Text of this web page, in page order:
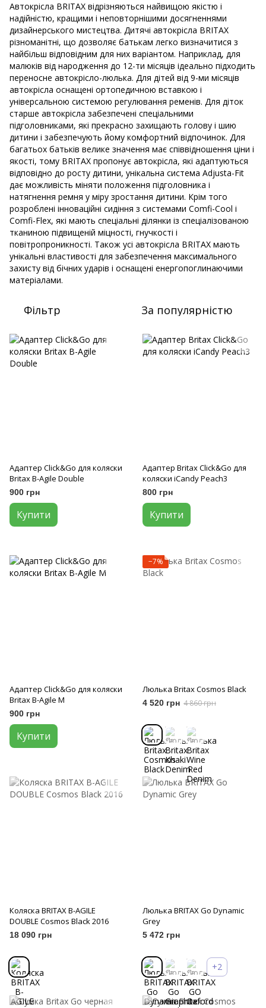
Автокрісла BRITAX відрізняються найвищою якістю і
надійністю, кращими і неповторнішими досягненнями
дизайнерського мистецтва. Дитячі автокрісла BRITAX
різноманітні, що дозволяє батькам легко визначитися з
найбільш відповідним для них варіантом. Наприклад, для
малюків від народження до 12-ти місяців ідеально підходить
переносне автокрісло-люлька. Для дітей від 9-ми місяців
автокрісла оснащені ортопедичною вставкою і
універсальною системою регулювання ременів. Для діток
старше автокрісла забезпечені спеціальними
підголовниками, які прекрасно захищають голову і шию
дитини і забезпечують йому комфортний відпочинок. Для
багатьох батьків велике значення має співвідношення ціни і
якості, тому BRITAX пропонує автокрісла, які адаптуються
відповідно до росту дитини, унікальна система Adjusta-Fit
дає можливість міняти положення підголовника і
натягнення ремня у міру зростання дитини. Крім того
розроблені інноваційні сидіння з системами Comfi-Cool і
Comfi-Flex, які мають спеціальні ділянки із спеціалізованою
тканиною підвищеній міцності, гнучкості і
повітропроникності. Також усі автокрісла BRITAX мають
унікальні властивості для забезпечення максимального
захисту від бічних ударів і оснащені енергопоглинаючими
матеріалами.
Фільтр За популярністю
Адаптер Click&Go для коляски
Britax B-Agile Double
900 грн
Купити
Адаптер Britax Click&Go для
коляски iCandy Peach3
800 грн
Купити
Адаптер Click&Go для коляски
Britax B-Agile M
900 грн
Купити
−7%
Люлька Britax Cosmos Black
4 520 грн 4 860 грн
Коляска BRITAX B-AGILE
DOUBLE Cosmos Black 2016
18 090 грн
Люлька BRITAX Go Dynamic
Grey
5 472 грн
+2